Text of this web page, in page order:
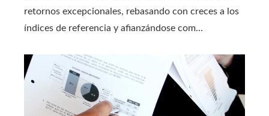
retornos excepcionales, rebasando con creces a los
índices de referencia y afianzándose com...